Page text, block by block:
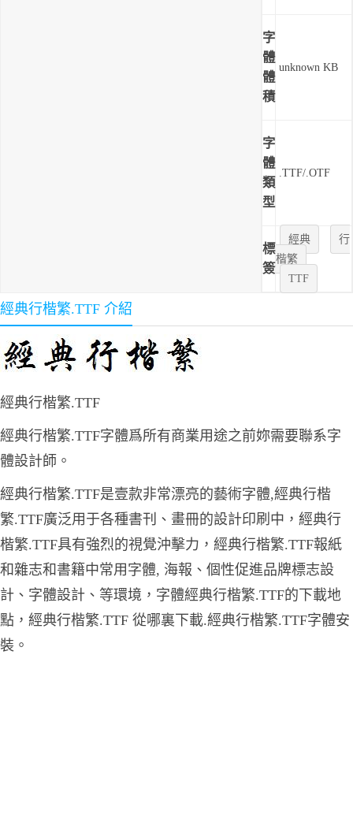
字
體
體
積
unknown KB
字
體
類
型
.TTF/.OTF
標
簽
經典
行
楷繁
TTF
經典行楷繁.TTF 介紹
經典行楷繁.TTF
經典行楷繁.TTF字體爲所有商業用途之前妳需要聯系字
體設計師。
經典行楷繁.TTF是壹款非常漂亮的藝術字體,經典行楷
繁.TTF廣泛用于各種書刊、畫冊的設計印刷中，經典行
楷繁.TTF具有強烈的視覺沖擊力，經典行楷繁.TTF報紙
和雜志和書籍中常用字體, 海報、個性促進品牌標志設
計、字體設計、等環境，字體經典行楷繁.TTF的下載地
點，經典行楷繁.TTF 從哪裏下載.經典行楷繁.TTF字體安
裝。